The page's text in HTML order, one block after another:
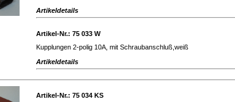
Artikeldetails
Artikel-Nr.: 75 033 W
Kupplungen 2-polig 10A, mit Schraubanschluß,weiß
Artikeldetails
Artikel-Nr.: 75 034 KS